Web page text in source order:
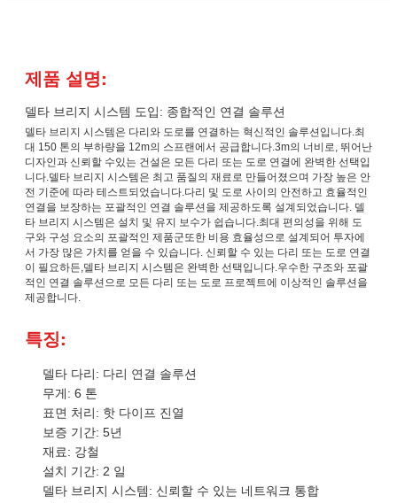
제품 설명:
델타 브리지 시스템 도입: 종합적인 연결 솔루션
델타 브리지 시스템은 다리와 도로를 연결하는 혁신적인 솔루션입니다.최
대 150 톤의 부하량을 12m의 스프랜에서 공급합니다.3m의 너비로, 뛰어난
디자인과 신뢰할 수있는 건설은 모든 다리 또는 도로 연결에 완벽한 선택입
니다.델타 브리지 시스템은 최고 품질의 재료로 만들어졌으며 가장 높은 안
전 기준에 따라 테스트되었습니다.다리 및 도로 사이의 안전하고 효율적인
연결을 보장하는 포괄적인 연결 솔루션을 제공하도록 설계되었습니다. 델
타 브리지 시스템은 설치 및 유지 보수가 쉽습니다.최대 편의성을 위해 도
구와 구성 요소의 포괄적인 제품군또한 비용 효율성으로 설계되어 투자에
서 가장 많은 가치를 얻을 수 있습니다. 신뢰할 수 있는 다리 또는 도로 연결
이 필요하든,델타 브리지 시스템은 완벽한 선택입니다.우수한 구조와 포괄
적인 연결 솔루션으로 모든 다리 또는 도로 프로젝트에 이상적인 솔루션을
제공합니다.
특징:
델타 다리: 다리 연결 솔루션
무게: 6 톤
표면 처리: 핫 다이프 진열
보증 기간: 5년
재료: 강철
설치 기간: 2 일
델타 브리지 시스템: 신뢰할 수 있는 네트워크 통합